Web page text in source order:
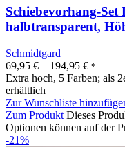
Schiebevorhang-
halbtransparent,
Schmidtgard
69,95 € – 194,95 € *
Extra hoch, 5 Farben; als
erhältlich
Zur Wunschliste
Zum Produkt Dieses
Optionen können auf der
-21%